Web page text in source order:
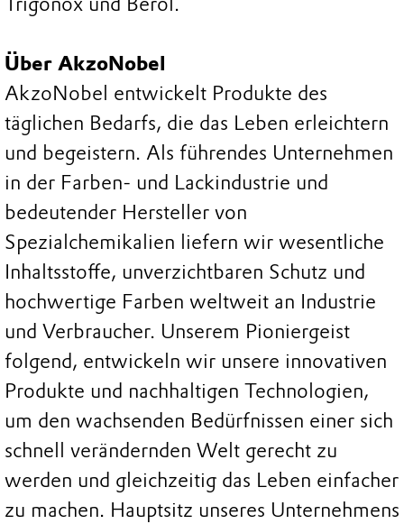
Über AkzoNobel
AkzoNobel entwickelt Produkte des
täglichen Bedarfs, die das Leben erleichtern
und begeistern. Als führendes Unternehmen
in der Farben- und Lackindustrie und
bedeutender Hersteller von
Spezialchemikalien liefern wir wesentliche
Inhaltsstoffe, unverzichtbaren Schutz und
hochwertige Farben weltweit an Industrie
und Verbraucher. Unserem Pioniergeist
folgend, entwickeln wir unsere innovativen
Produkte und nachhaltigen Technologien,
um den wachsenden Bedürfnissen einer sich
schnell verändernden Welt gerecht zu
werden und gleichzeitig das Leben einfacher
zu machen. Hauptsitz unseres Unternehmens